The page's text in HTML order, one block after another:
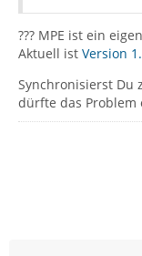
??? MPE ist ein
Aktuell ist Version
Synchronisierst Du
dürfte das Problem